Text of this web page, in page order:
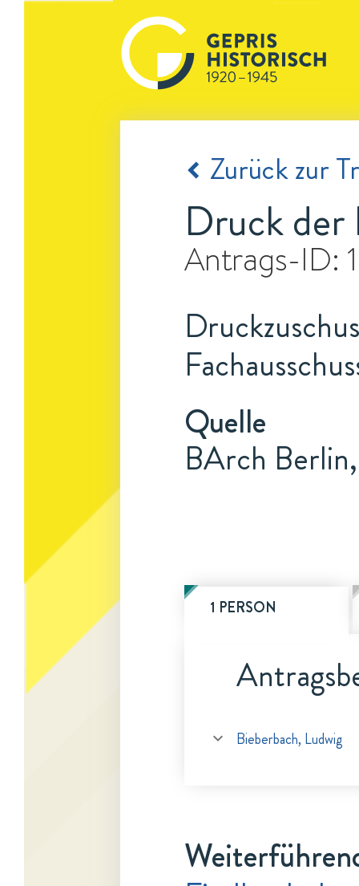
Zurück zur
Druck
Antrags-ID:
Quelle
BArch
1 PERSON
Bieberbach, Ludwig